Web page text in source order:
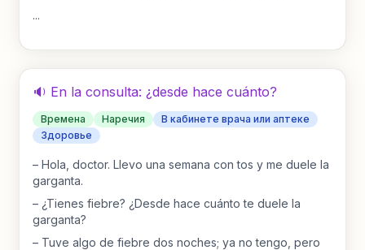
...
🔉 En la consulta: ¿desde hace cuánto?
Времена Наречия
В кабинете врача или аптеке
Здоровье
– Hola, doctor. Llevo una semana con tos y me duele la
garganta.
– ¿Tienes fiebre? ¿Desde hace cuánto te duele la
garganta?
– Tuve algo de fiebre dos noches; ya no tengo, pero